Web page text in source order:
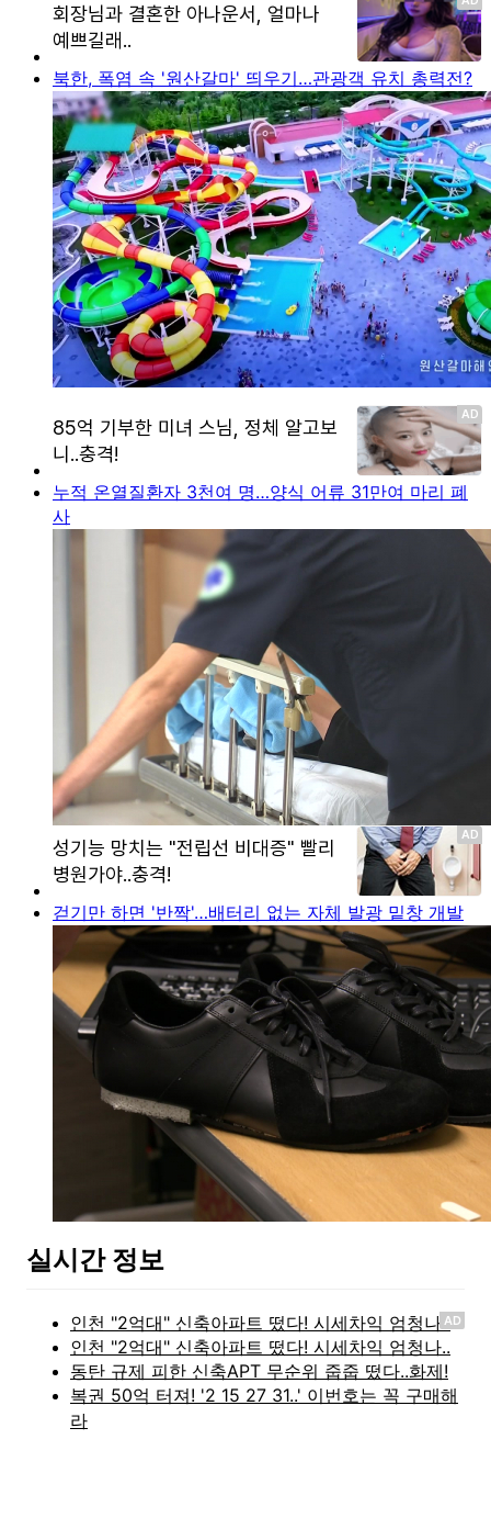
북한, 폭염 속 '원산갈마' 띄우기…관광객 유치 총력전?
누적 온열질환자 3천여 명…양식 어류 31만여 마리 폐
사
걷기만 하면 '반짝'…배터리 없는 자체 발광 밑창 개발
실시간 정보
AD